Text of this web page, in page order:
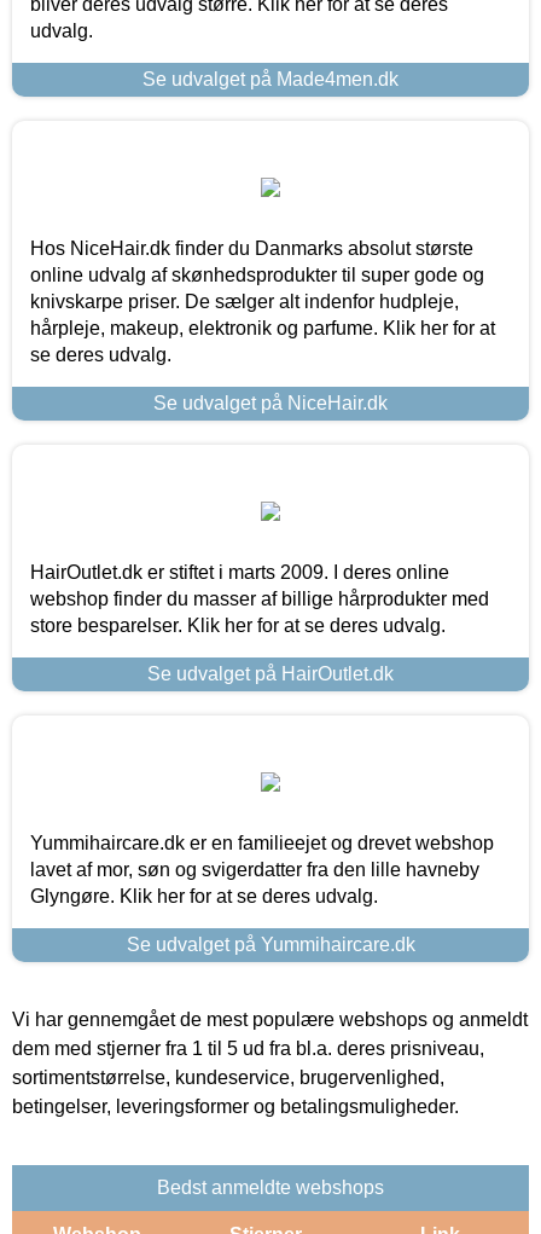
udvalg.
Se udvalget på Made4men.dk
Hos NiceHair.dk finder du Danmarks absolut største
online udvalg af skønhedsprodukter til super gode og
knivskarpe priser. De sælger alt indenfor hudpleje,
hårpleje, makeup, elektronik og parfume. Klik her for at
se deres udvalg.
Se udvalget på NiceHair.dk
HairOutlet.dk er stiftet i marts 2009. I deres online
webshop finder du masser af billige hårprodukter med
store besparelser. Klik her for at se deres udvalg.
Se udvalget på HairOutlet.dk
Yummihaircare.dk er en familieejet og drevet webshop
lavet af mor, søn og svigerdatter fra den lille havneby
Glyngøre. Klik her for at se deres udvalg.
Se udvalget på Yummihaircare.dk
Vi har gennemgået de mest populære webshops og anmeldt
dem med stjerner fra 1 til 5 ud fra bl.a. deres prisniveau,
sortimentstørrelse, kundeservice, brugervenlighed,
betingelser, leveringsformer og betalingsmuligheder.
Bedst anmeldte webshops